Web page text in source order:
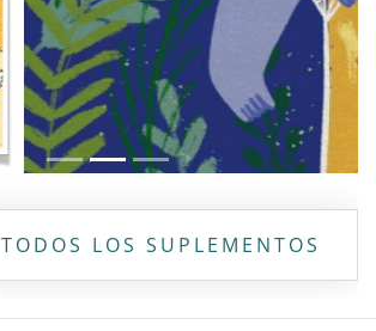
TODOS LOS SUPLEMENTOS